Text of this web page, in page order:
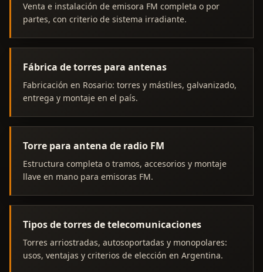
Venta e instalación de emisora FM completa o por
partes, con criterio de sistema irradiante.
Fábrica de torres para antenas
Fabricación en Rosario: torres y mástiles, galvanizado,
entrega y montaje en el país.
Torre para antena de radio FM
Estructura completa o tramos, accesorios y montaje
llave en mano para emisoras FM.
Tipos de torres de telecomunicaciones
Torres arriostradas, autosoportadas y monopolares:
usos, ventajas y criterios de elección en Argentina.